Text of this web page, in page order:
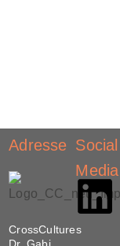
CrossCultures
Adresse Social
Media